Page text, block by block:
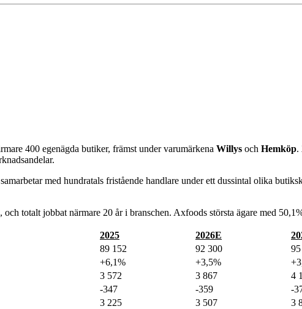
400 egenägda butiker, främst under varumärkena Willys och Hemköp.
med hundratals fristående handlare under ett dussintal olika
totalt jobbat närmare 20 år i branschen. Axfoods största ägare med
2025 2026E
89 152 92 300
+6,1% +3,5%
3 572 3 867 4
-347 -359 -
3 225 3 507 3